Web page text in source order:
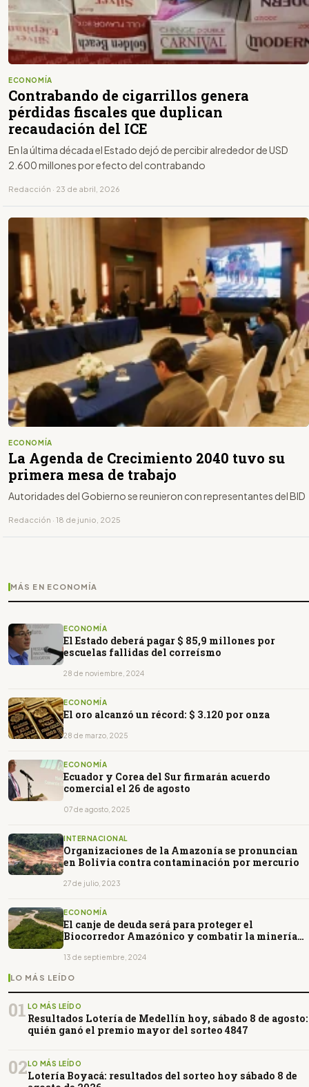
ECONOMÍA
Contrabando de cigarrillos genera
pérdidas fiscales que duplican
recaudación del ICE
En la última década el Estado dejó de percibir alrededor de USD
2.600 millones por efecto del contrabando
Redacción · 23 de abril, 2026
ECONOMÍA
La Agenda de Crecimiento 2040 tuvo su
primera mesa de trabajo
Autoridades del Gobierno se reunieron con representantes del BID
Redacción · 18 de junio, 2025
MÁS EN ECONOMÍA
ECONOMÍA
El Estado deberá pagar $ 85,9 millones por
escuelas fallidas del correísmo
28 de noviembre, 2024
ECONOMÍA
El oro alcanzó un récord: $ 3.120 por onza
28 de marzo, 2025
ECONOMÍA
Ecuador y Corea del Sur firmarán acuerdo
comercial el 26 de agosto
07 de agosto, 2025
INTERNACIONAL
Organizaciones de la Amazonía se pronuncian
en Bolivia contra contaminación por mercurio
27 de julio, 2023
ECONOMÍA
El canje de deuda será para proteger el
Biocorredor Amazónico y combatir la minería
13 de septiembre, 2024
LO MÁS LEÍDO
01 LO MÁS LEÍDO
Resultados Lotería de Medellín hoy, sábado 8 de agosto:
quién ganó el premio mayor del sorteo 4847
02LO MÁS LEÍDO
Lotería Boyacá: resultados del sorteo hoy sábado 8 de